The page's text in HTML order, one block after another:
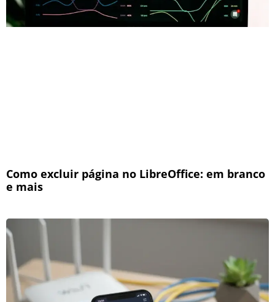
Como excluir página no LibreOffice: em branco
e mais